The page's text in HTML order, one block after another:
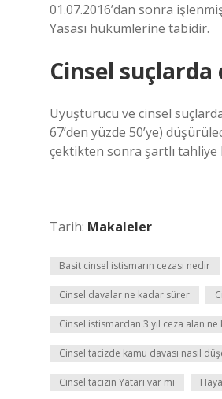
01.07.2016’dan sonra
Yasası hükümlerine tabidir.
Cinsel suçlarda
Uyuşturucu ve cinsel
67’den yüzde 50’ye)
çektikten sonra şartlı
Tarih: Makaleler
Basit cinsel istismarın cezası nedir
Cinsel davalar ne kadar sürer
Cinsel istismardan 3 yıl ceza alan
Cinsel tacizde kamu davası nasıl
Cinsel tacizin Yatarı var mı